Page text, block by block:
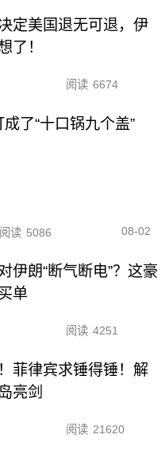
定美国退无可退，伊
了！
阅读 6674
了“十口锅九个盖”
阅读 5086 08-02
伊朗“断气断电”？这豪
单
阅读 4251
菲律宾求锤得锤！解
亮剑
阅读 21620